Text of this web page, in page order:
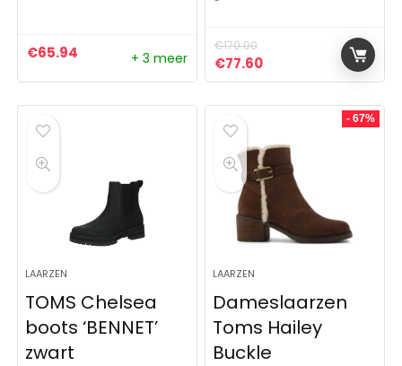
€65.94 + 3 meer
€170.00
Oorspronkelijke prijs was:
€77.60Huidige prijs is:
LAARZEN
TOMS Chelsea
boots ‘BENNET’
zwart
- 67%
LAARZEN
Dameslaarzen
Toms Hailey
Buckle